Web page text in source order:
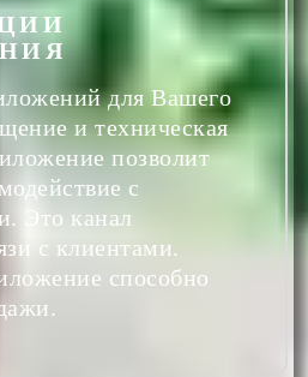
для Вашего
и техническая
позволит
с
Это канал
с клиентами.
способно